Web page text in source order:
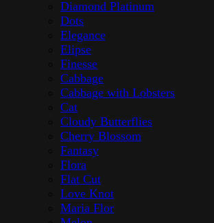
Diamond Platinum
Dots
Elegance
Elipse
Finesse
Cabbage
Cabbage with Lobsters
Cat
Cloudy Butterflies
Cherry Blossom
Fantasy
Flora
Flat Cut
Love Knot
Maria Flor